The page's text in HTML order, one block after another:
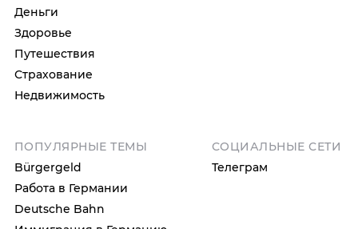
Деньги
Здоровье
Путешествия
Страхование
Недвижимость
ПОПУЛЯРНЫЕ ТЕМЫ
Bürgergeld
Работа в Германии
Deutsche Bahn
СОЦИАЛЬНЫЕ СЕТИ
Телеграм